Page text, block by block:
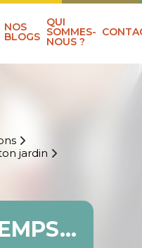
NOS
BLOGS
QUI
SOMMES-
NOUS ?
jardin